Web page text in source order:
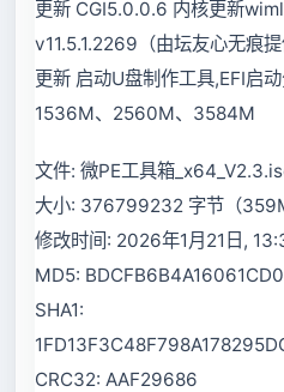
更新 CGI5.0.0.6 内核更新
v11.5.1.2269（由坛友心无痕提
更新 启动U盘制作工具,EFI启
1536M、2560M、3584M
文件: 微PE工具箱
大小: 376799232 字节（
修改时间: 2026年1月21日,
MD5:
SHA1:
CRC32: AAF29686